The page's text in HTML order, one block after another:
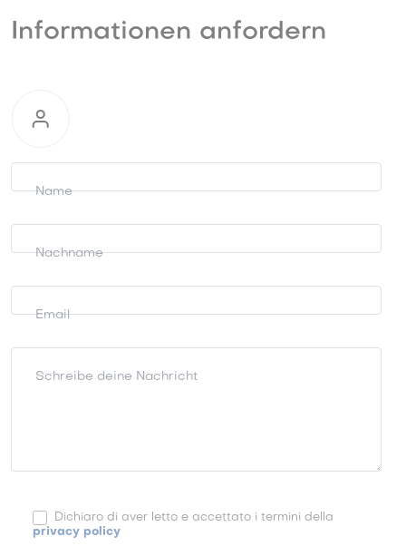
Informationen anfordern
Informationen
anfordern
Name
Nachname
Email
Schreibe deine Nachricht
Dichiaro di aver letto e accettato i termini della
privacy policy